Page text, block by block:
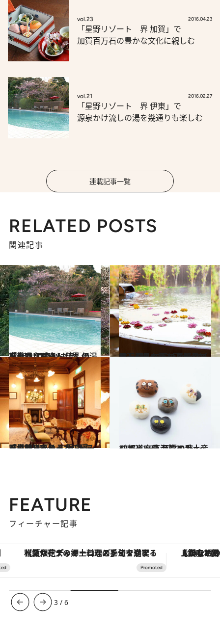
vol.23 2016.04.23
「星野リゾート 界 加賀」で
加賀百万石の豊かな文化に親しむ
vol.21 2016.02.27
「星野リゾート 界 伊東」で
源泉かけ流しの湯を幾通りも楽しむ
連載記事一覧
RELATED POSTS
関連記事
2016.2.27
「星野リゾート 界 伊東」で 源泉かけ流しの湯を幾通りも楽しむ
旅＆お出かけ 2016.2.24
ガーベラの花を浮かべた露天風呂も！ 「星野リゾート 界」で春の花を愛でる
旅＆お出かけ
2014.5.25
「星野リゾート 界 熱海」では和洋それぞれの極みを堪能できる
旅＆お出かけ 2015.12.2
47都道府県 至福の手土産リスト ～東海篇2015～
グルメ
FEATURE
フィーチャー記事
【夏限定ディナーコース】旬を迎える稚鮎や花ズッキーニなどをイタリア・トスカーナの郷土料理の手法で満喫！ 【銀座で出合う最旬美容】美髪ケアや上
3 /6